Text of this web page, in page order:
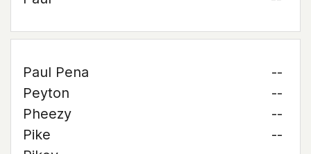
Paul Pena
--
Peyton
--
Pheezy
--
Pike
--